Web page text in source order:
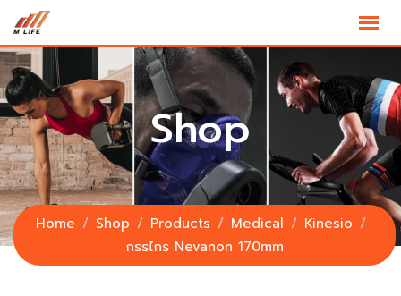
content
Shop
Home Shop Products Medical
Kinesio
กรรไกร Nevanon 170mm